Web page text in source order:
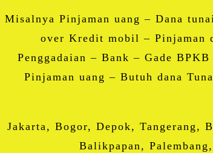
Misalnya Pinjaman uang – Dana
over Kredit mobil – Pinjaman
Penggadaian – Bank – Gade
Pinjaman uang – Butuh dana
Jakarta, Bogor, Depok, Tangerang,
Balikpapan,